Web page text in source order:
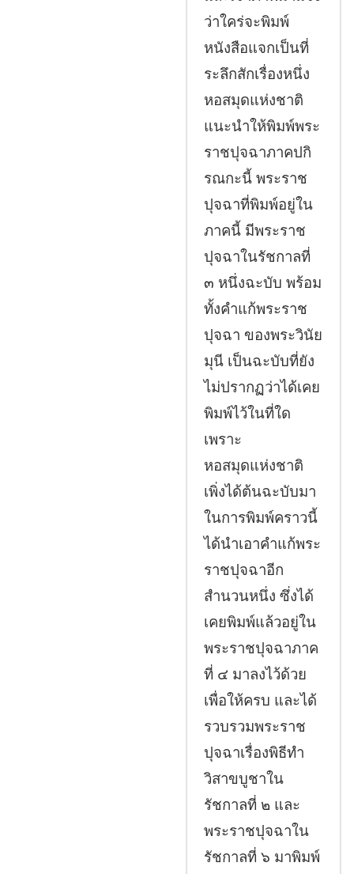
ว่าใคร่จะพิมพ์
หนังสือแจกเป็นที่
ระลึกสักเรื่องหนึ่ง
หอสมุดแห่งชาติ
แนะนำให้พิมพ์พระ
ราชปุจฉาภาคปกิ
รณกะนี้ พระราช
ปุจฉาที่พิมพ์อยู่ใน
ภาคนี้ มีพระราช
ปุจฉาในรัชกาลที่
๓ หนึ่งฉะบับ พร้อม
ทั้งคำแก้พระราช
ปุจฉา ของพระวินัย
มุนี เป็นฉะบับที่ยัง
ไม่ปรากฏว่าได้เคย
พิมพ์ไว้ในที่ใด
เพราะ
หอสมุดแห่งชาติ
เพิ่งได้ต้นฉะบับมา
ในการพิมพ์คราวนี้
ได้นำเอาคำแก้พระ
ราชปุจฉาอีก
สำนวนหนึ่ง ซึ่งได้
เคยพิมพ์แล้วอยู่ใน
พระราชปุจฉาภาค
ที่ ๔ มาลงไว้ด้วย
เพื่อให้ครบ และได้
รวบรวมพระราช
ปุจฉาเรื่องพิธีทำ
วิสาขบูชาใน
รัชกาลที่ ๒ และ
พระราชปุจฉาใน
รัชกาลที่ ๖ มาพิมพ์